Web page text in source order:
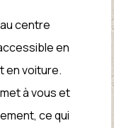
centre
en
en voiture.
à vous et
ce qui